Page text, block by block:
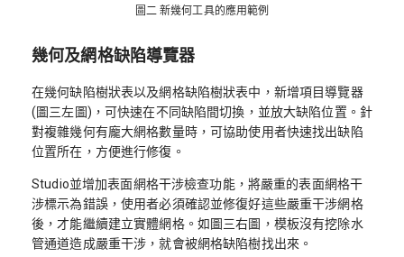
圖二 新幾何工具的應用範例
幾何及網格缺陷導覽器
在幾何缺陷樹狀表以及網格缺陷樹狀表中，新增項目導覽器
(圖三左圖)，可快速在不同缺陷間切換，並放大缺陷位置。針
對複雜幾何有龐大網格數量時，可協助使用者快速找出缺陷
位置所在，方便進行修復。
Studio並增加表面網格干涉檢查功能，將嚴重的表面網格干
涉標示為錯誤，使用者必須確認並修復好這些嚴重干涉網格
後，才能繼續建立實體網格。如圖三右圖，模板沒有挖除水
管通道造成嚴重干涉，就會被網格缺陷樹找出來。